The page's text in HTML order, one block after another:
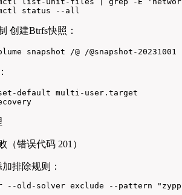
status --all
创建Btrfs快照：
snapshot /@ /@snapshot-20231001
default multi-user.target
（错误代码 201）
排除规则：
--old-solver exclude --pattern